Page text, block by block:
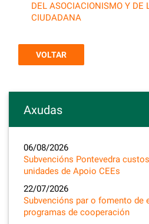
DEL ASOCIACIONISMO Y DE
CIUDADANA
VOLTAR
Axudas
06/08/2026
Subvencións Pontevedra
unidades de Apoio CEEs
22/07/2026
Subvencións par o fomento de
programas de cooperación